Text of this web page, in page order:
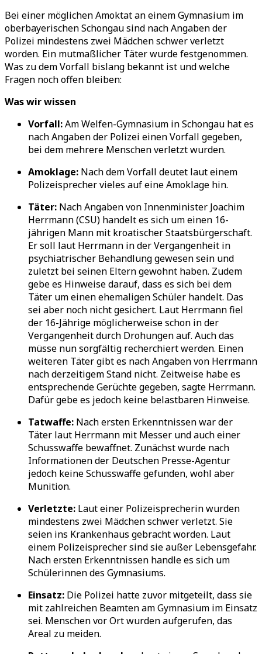
Bei einer möglichen Amoktat an einem Gymnasium im
oberbayerischen Schongau sind nach Angaben der
Polizei mindestens zwei Mädchen schwer verletzt
worden. Ein mutmaßlicher Täter wurde festgenommen.
Was zu dem Vorfall bislang bekannt ist und welche
Fragen noch offen bleiben:
Was wir wissen
Vorfall:Am Welfen-Gymnasium in Schongau hat es
nach Angaben der Polizei einen Vorfall gegeben,
bei dem mehrere Menschen verletzt wurden.
Amoklage: Nach dem Vorfall deutet laut einem
Polizeisprecher vieles auf eine Amoklage hin.
Täter: Nach Angaben von Innenminister Joachim
Herrmann (CSU) handelt es sich um einen 16-
jährigen Mann mit kroatischer Staatsbürgerschaft.
Er soll laut Herrmann in der Vergangenheit in
psychiatrischer Behandlung gewesen sein und
zuletzt bei seinen Eltern gewohnt haben. Zudem
gebe es Hinweise darauf, dass es sich bei dem
Täter um einen ehemaligen Schüler handelt. Das
sei aber noch nicht gesichert. Laut Herrmann fiel
der 16-Jährige möglicherweise schon in der
Vergangenheit durch Drohungen auf. Auch das
müsse nun sorgfältig recherchiert werden. Einen
weiteren Täter gibt es nach Angaben von Herrmann
nach derzeitigem Stand nicht. Zeitweise habe es
entsprechende Gerüchte gegeben, sagte Herrmann.
Dafür gebe es jedoch keine belastbaren Hinweise.
Tatwaffe: Nach ersten Erkenntnissen war der
Täter laut Herrmann mit Messer und auch einer
Schusswaffe bewaffnet. Zunächst wurde nach
Informationen der Deutschen Presse-Agentur
jedoch keine Schusswaffe gefunden, wohl aber
Munition.
Verletzte: Laut einer Polizeisprecherin wurden
mindestens zwei Mädchen schwer verletzt. Sie
seien ins Krankenhaus gebracht worden. Laut
einem Polizeisprecher sind sie außer Lebensgefahr.
Nach ersten Erkenntnissen handle es sich um
Schülerinnen des Gymnasiums.
Einsatz: Die Polizei hatte zuvor mitgeteilt, dass sie
mit zahlreichen Beamten am Gymnasium im Einsatz
sei. Menschen vor Ort wurden aufgerufen, das
Areal zu meiden.